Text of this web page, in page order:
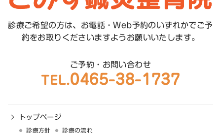
診療ご希望の方は、お電話・Web予約のいずれかでご予
約をお取りくださいますようお願いいたします。
ご予約・お問い合わせ
TEL.0465-38-1737
トップページ
診療方針 診療の流れ